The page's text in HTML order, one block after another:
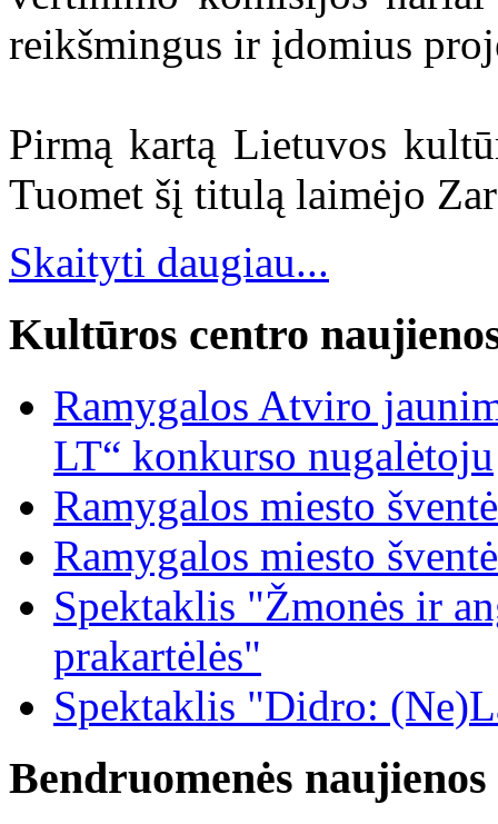
reikšmingus ir įdomius
Pirmą kartą Lietuvos
Tuomet šį titulą laimėjo
Skaityti daugiau...
Kultūros centro
Ramygalos Atviro
LT“ konkurso nugalėtoju
Ramygalos miesto šventė
Ramygalos miesto šventė
Spektaklis "Žmonės ir
prakartėlės"
Spektaklis "Didro:
Bendruomenės naujienos